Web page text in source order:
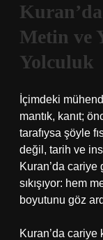
Metin ve
Yolculuk
İçimdeki
mantık, kanıt;
tarafıysa şöyle
değil, tarih ve
Kuran’da
sıkışıyor: hem
boyutunu göz
Kuran’da